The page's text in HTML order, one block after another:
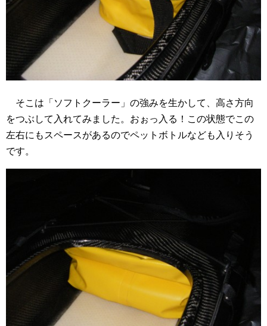
そこは「ソフトクーラー」の強みを生かして、高さ方向
をつぶして入れてみました。おぉっ入る！この状態でこの
左右にもスペースがあるのでペットボトルなども入りそう
です。